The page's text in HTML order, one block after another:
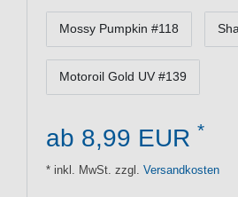
Mossy Pumpkin #118
Motoroil Gold UV #139
ab 8,99 EUR *
* inkl. MwSt. zzgl. Versandkosten